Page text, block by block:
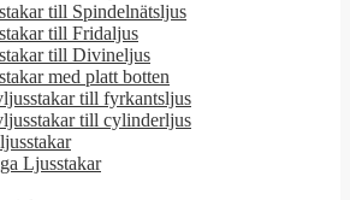
till Spindelnätsljus
till Fridaljus
till Divineljus
med platt botten
till fyrkantsljus
till cylinderljus
Ljusstakar